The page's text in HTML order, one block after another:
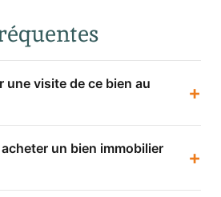
une visite de ce bien au
+
un bien immobilier
+